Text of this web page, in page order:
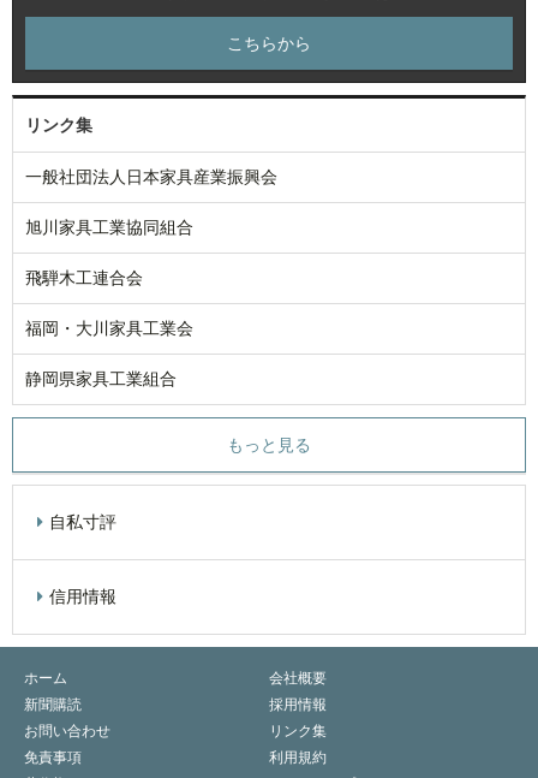
こちらから
リンク集
一般社団法人日本家具産業振興会
旭川家具工業協同組合
飛騨木工連合会
福岡・大川家具工業会
静岡県家具工業組合
もっと見る
自私寸評
信用情報
ホーム
会社概要
新聞購読
採用情報
お問い合わせ
リンク集
免責事項
利用規約